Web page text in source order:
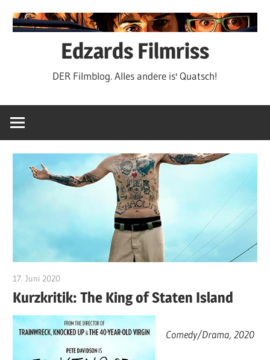
Inhalt
Edzards Filmriss
DER Filmblog. Alles andere is' Quatsch!
17. Juni 2020
Kurzkritik: The King of Staten Island
Comedy/Drama, 2020